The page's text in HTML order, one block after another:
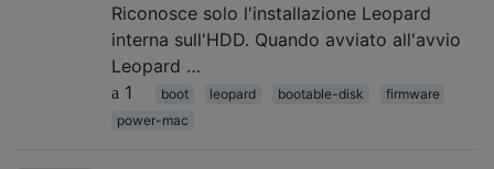
Riconosce solo l'installazione Leopard
interna sull'HDD. Quando avviato all'avvio
Leopard …
1
boot leopard bootable-disk
firmware
power-mac